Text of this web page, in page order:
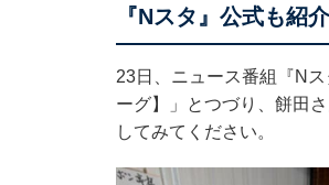
『Nスタ』公式も紹介
23日、ニュース番組『N
ーグ】」とつづり、餅田
してみてください。